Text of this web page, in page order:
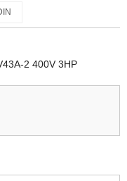
2 400V 3HP